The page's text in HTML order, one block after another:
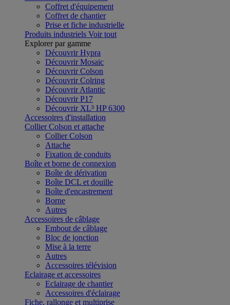
Coffret d'équipement
Coffret de chantier
Prise et fiche industrielle
Produits industriels Voir tout
Explorer par gamme
Découvrir Hypra
Découvrir Mosaic
Découvrir Colson
Découvrir Colring
Découvrir Atlantic
Découvrir P17
Découvrir XL³ HP 6300
Accessoires d'installation
Collier Colson et attache
Collier Colson
Attache
Fixation de conduits
Boîte et borne de connexion
Boîte de dérivation
Boîte DCL et douille
Boîte d'encastrement
Borne
Autres
Accessoires de câblage
Embout de câblage
Bloc de jonction
Mise à la terre
Autres
Accessoires télévision
Eclairage et accessoires
Eclairage de chantier
Accessoires d'éclairage
Fiche, rallonge et multiprise